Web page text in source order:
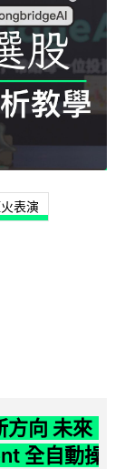
表演
向 未來
全自動操